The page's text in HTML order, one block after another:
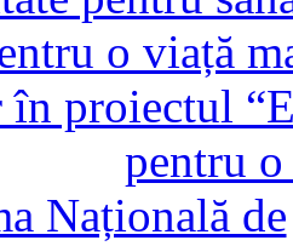
în proiectul
pentru